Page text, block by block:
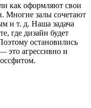
как оформляют свои
Многие залы сочетают
и т. д. Наша задача
где дизайн будет
остановились
это агрессивно и